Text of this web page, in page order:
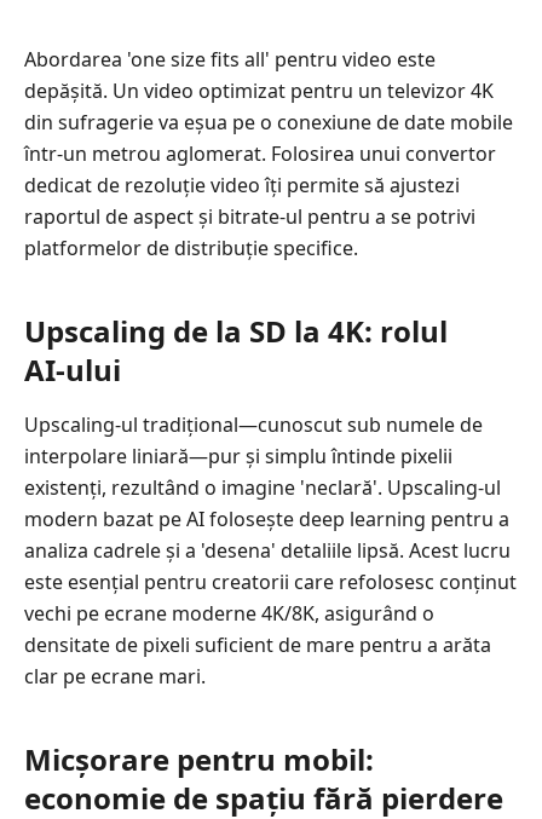
de
rezoluție
video
Partea
2.
Soluții
profesionale
AI
3.
Cele
mai
bune
instrumente
gratuite
și
open‑source
Partea
de
rezoluție
rapide
Abordarea 'one size fits all' pentru video este
depășită. Un video optimizat pentru un televizor 4K
din sufragerie va eșua pe o conexiune de date mobile
într-un metrou aglomerat. Folosirea unui convertor
dedicat de rezoluție video îți permite să ajustezi
raportul de aspect și bitrate-ul pentru a se potrivi
platformelor de distribuție specifice.
Upscaling de la SD la 4K: rolul
AI‑ului
Upscaling-ul tradițional—cunoscut sub numele de
interpolare liniară—pur și simplu întinde pixelii
existenți, rezultând o imagine 'neclară'. Upscaling-ul
modern bazat pe AI folosește deep learning pentru a
analiza cadrele și a 'desena' detaliile lipsă. Acest lucru
este esențial pentru creatorii care refolosesc conținut
vechi pe ecrane moderne 4K/8K, asigurând o
densitate de pixeli suficient de mare pentru a arăta
clar pe ecrane mari.
Micșorare pentru mobil:
economie de spațiu fără pierdere